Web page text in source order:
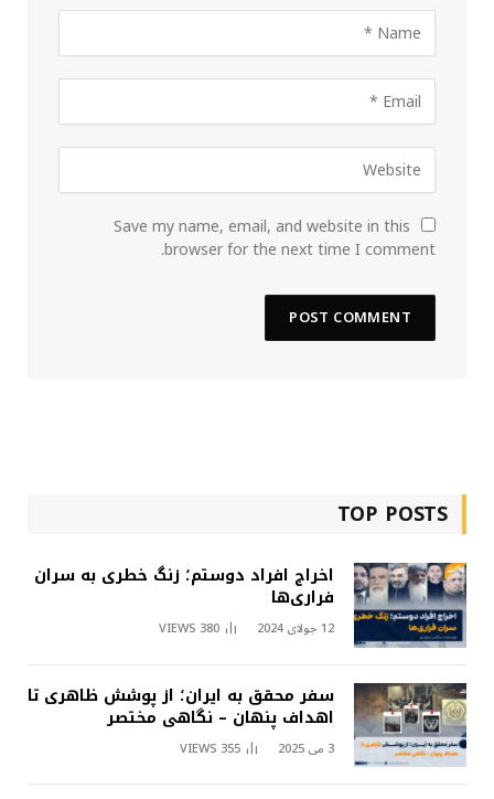
Save my name, email, and website in this
browser for the next time I comment.
TOP POSTS
اخراج افراد دوستم؛ زنگ خطری به سران
فراری‌ها
12 جولای 2024 380
VIEWS
سفر محقق به ایران؛ از پوشش ظاهری تا
اهداف پنهان – نگاهی مختصر
3 می 2025 355
VIEWS